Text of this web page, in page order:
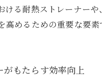
ける耐熱ストレーナー
めるための重要な要素
もたらす効率向上